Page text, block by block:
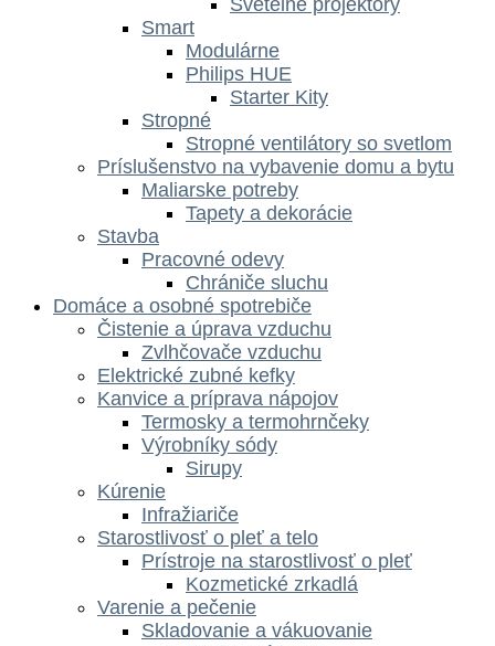
Smart
Modulárne
Philips HUE
Starter Kity
Stropné
Stropné ventilátory so svetlom
Príslušenstvo na vybavenie domu a bytu
Maliarske potreby
Tapety a dekorácie
Stavba
Pracovné odevy
Chrániče sluchu
Domáce a osobné spotrebiče
Čistenie a úprava vzduchu
Zvlhčovače vzduchu
Elektrické zubné kefky
Kanvice a príprava nápojov
Termosky a termohrnčeky
Výrobníky sódy
Sirupy
Kúrenie
Infražiariče
Starostlivosť o pleť a telo
Prístroje na starostlivosť o pleť
Kozmetické zrkadlá
Varenie a pečenie
Skladovanie a vákuovanie